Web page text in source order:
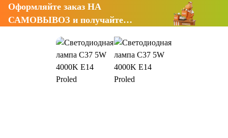
Оформляйте заказ НА
САМОВЫВОЗ и получайте